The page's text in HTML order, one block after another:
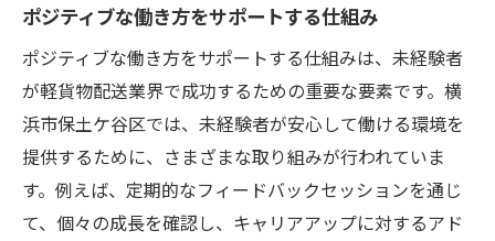
ポジティブな働き方をサポートする仕組み
ポジティブな働き方をサポートする仕組みは、未経験者
が軽貨物配送業界で成功するための重要な要素です。横
浜市保土ケ谷区では、未経験者が安心して働ける環境を
提供するために、さまざまな取り組みが行われていま
す。例えば、定期的なフィードバックセッションを通じ
て、個々の成長を確認し、キャリアアップに対するアド